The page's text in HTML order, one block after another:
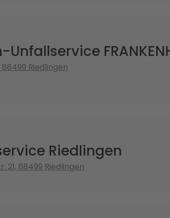
Unfallservice
Riedlingen
Riedlingen
21, 88499 Riedlingen